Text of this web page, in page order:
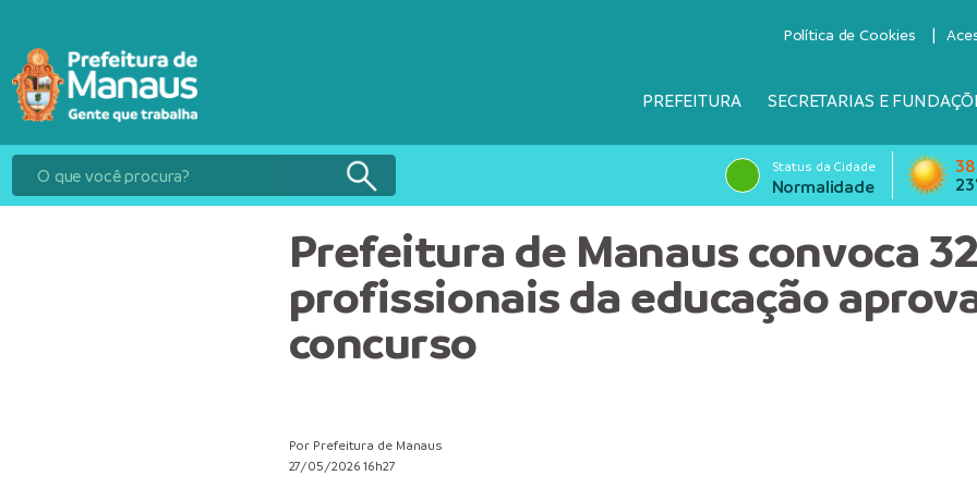
Política de Cookies
PREFEITURA SECRETARIAS E
Status da Cidade
Normalidade
Prefeitura de Manaus convoca
profissionais da educação
concurso
Por Prefeitura de Manaus
27/05/2026 16h27